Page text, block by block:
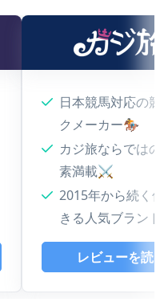
日本競馬対応の
クメーカー🏇
カジ旅ならでは
素満載⚔
2015年から続く
きる人気ブラン
レビューを読